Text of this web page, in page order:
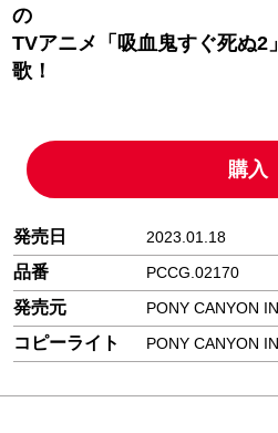
の
TVアニメ「吸血鬼すぐ死ぬ2
歌！
購入
発売日 2023.01.18
品番 PCCG.02170
発売元 PONY CANYON
コピーライト PONY CANYON